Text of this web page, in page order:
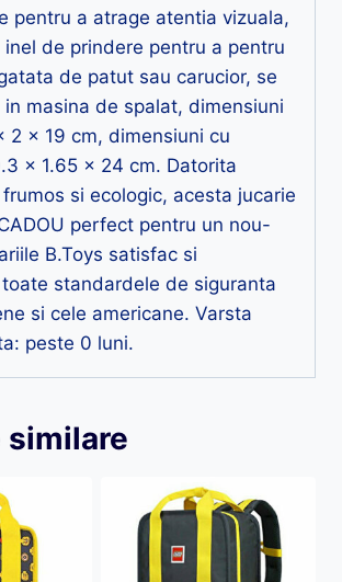
pentru a atrage atentia vizuala,
inel de prindere pentru a pentru
de patut sau carucior, se
in masina de spalat, dimensiuni
2 x 19 cm, dimensiuni cu
x 1.65 x 24 cm. Datorita
si ecologic, acesta jucarie
perfect pentru un nou-
B.Toys satisfac si
standardele de siguranta
si cele americane. Varsta
peste 0 luni.
similare